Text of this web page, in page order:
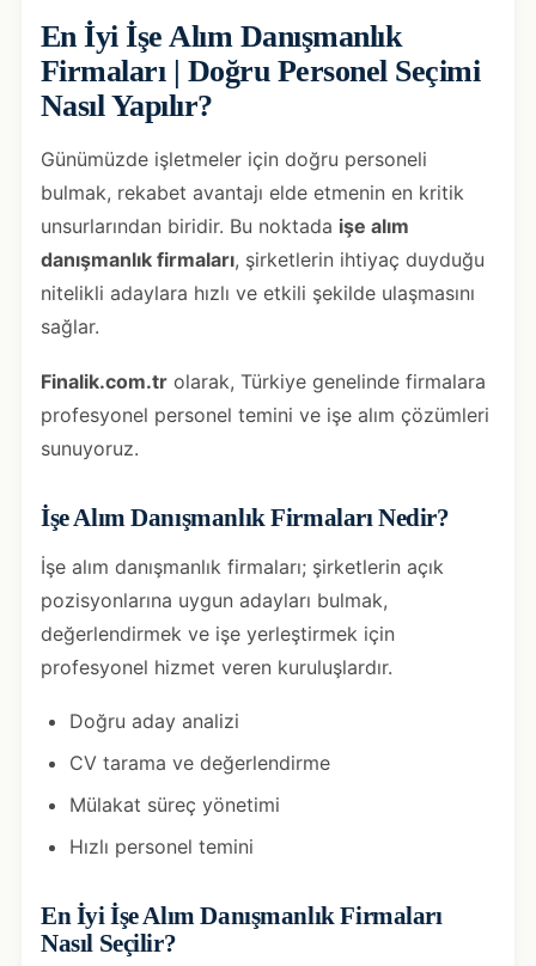
En İyi İşe Alım Danışmanlık
Firmaları | Doğru Personel Seçimi
Nasıl Yapılır?
Günümüzde işletmeler için doğru personeli
bulmak, rekabet avantajı elde etmenin en kritik
unsurlarından biridir. Bu noktada işe alım
danışmanlık firmaları, şirketlerin ihtiyaç duyduğu
nitelikli adaylara hızlı ve etkili şekilde ulaşmasını
sağlar.
Finalik.com.tr olarak, Türkiye genelinde firmalara
profesyonel personel temini ve işe alım çözümleri
sunuyoruz.
İşe Alım Danışmanlık Firmaları Nedir?
İşe alım danışmanlık firmaları; şirketlerin açık
pozisyonlarına uygun adayları bulmak,
değerlendirmek ve işe yerleştirmek için
profesyonel hizmet veren kuruluşlardır.
Doğru aday analizi
CV tarama ve değerlendirme
Mülakat süreç yönetimi
Hızlı personel temini
En İyi İşe Alım Danışmanlık Firmaları
Nasıl Seçilir?